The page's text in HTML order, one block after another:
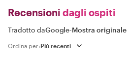
Recensioni dagli ospiti
Tradotto daGoogle-Mostra originale
Ordina per: